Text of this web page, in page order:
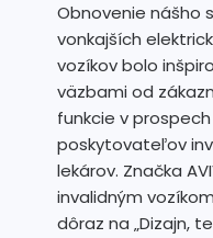
Obnovenie nášho
vonkajších
vozíkov bolo
väzbami od
funkcie v
poskytovateľov
lekárov. Značka
invalidným
dôraz na „Dizajn,